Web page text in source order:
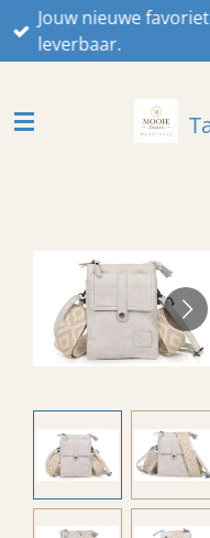
Ga
direct
hoofdinhoud
Jouw nieuwe
leverbaar.